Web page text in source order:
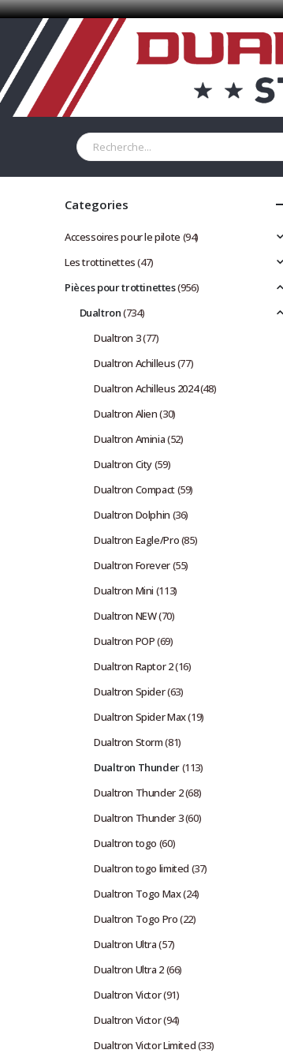
Categories
Accessoires pour le pilote (94)
Les trottinettes(47)
Pièces pour trottinettes(956)
Dualtron(734)
Dualtron 3(77)
Dualtron Achilleus(77)
Dualtron Achilleus 2024(48)
Dualtron Alien(30)
Dualtron Aminia(52)
Dualtron City(59)
Dualtron Compact(59)
Dualtron Dolphin (36)
Dualtron Eagle/Pro(85)
Dualtron Forever(55)
Dualtron Mini (113)
Dualtron NEW(70)
Dualtron POP(69)
Dualtron Raptor 2(16)
Dualtron Spider(63)
Dualtron Spider Max(19)
Dualtron Storm(81)
Dualtron Thunder(113)
Dualtron Thunder 2(68)
Dualtron Thunder 3(60)
Dualtron togo (60)
Dualtron togo limited (37)
Dualtron Togo Max(24)
Dualtron Togo Pro(22)
Dualtron Ultra(57)
Dualtron Ultra 2(66)
Dualtron Victor(91)
Dualtron Victor(94)
Dualtron Victor Limited(33)